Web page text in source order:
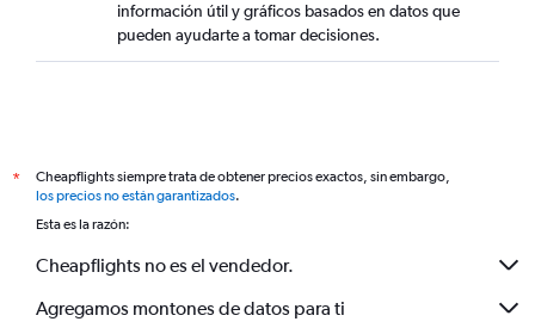
información útil y gráficos basados en datos que
pueden ayudarte a tomar decisiones.
*
Cheapflights siempre trata de obtener precios exactos, sin embargo,
los precios no están garantizados.
Esta es la razón:
Cheapflights no es el vendedor.
Agregamos montones de datos para ti